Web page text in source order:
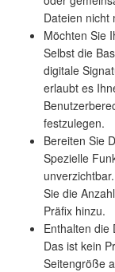
Dateien nicht
Möchten Sie
Selbst die
digitale
erlaubt es
festzulegen.
Bereiten Sie
Spezielle
Sie die
Präfix hinzu.
Enthalten die
Das ist kein
Seitengröße